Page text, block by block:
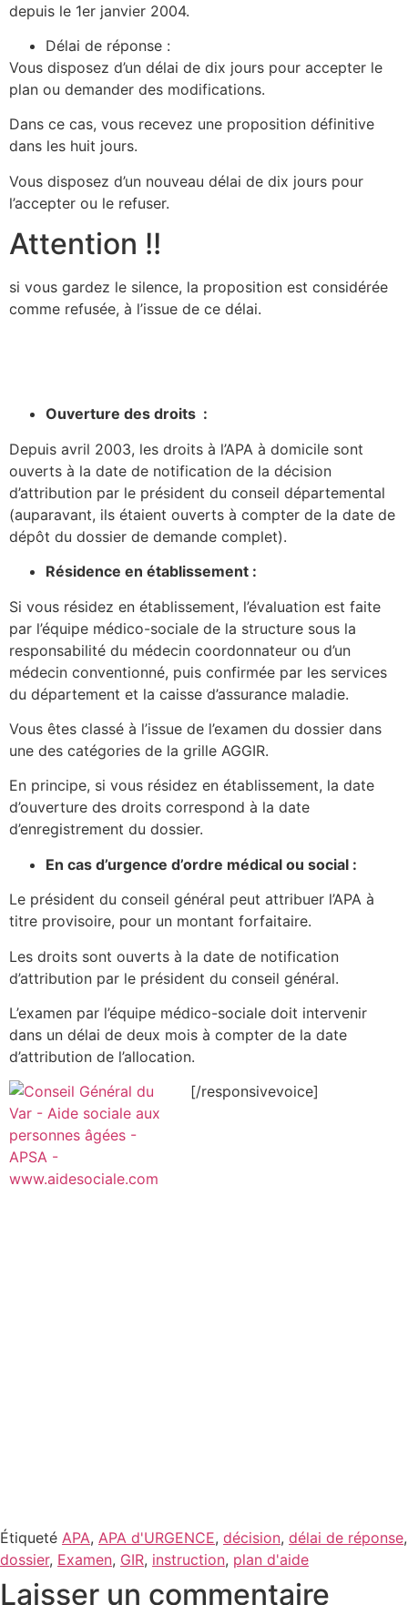
depuis le 1er janvier 2004.
Délai de réponse :
Vous disposez d’un délai de dix jours pour accepter le
plan ou demander des modifications.
Dans ce cas, vous recevez une proposition définitive
dans les huit jours.
Vous disposez d’un nouveau délai de dix jours pour
l’accepter ou le refuser.
Attention !!
si vous gardez le silence, la proposition est considérée
comme refusée, à l’issue de ce délai.
Ouverture des droits :
Depuis avril 2003, les droits à l’APA à domicile sont
ouverts à la date de notification de la décision
d’attribution par le président du conseil départemental
(auparavant, ils étaient ouverts à compter de la date de
dépôt du dossier de demande complet).
Résidence en établissement :
Si vous résidez en établissement, l’évaluation est faite
par l’équipe médico-sociale de la structure sous la
responsabilité du médecin coordonnateur ou d’un
médecin conventionné, puis confirmée par les services
du département et la caisse d’assurance maladie.
Vous êtes classé à l’issue de l’examen du dossier dans
une des catégories de la grille AGGIR.
En principe, si vous résidez en établissement, la date
d’ouverture des droits correspond à la date
d’enregistrement du dossier.
En cas d’urgence d’ordre médical ou social :
Le président du conseil général peut attribuer l’APA à
titre provisoire, pour un montant forfaitaire.
Les droits sont ouverts à la date de notification
d’attribution par le président du conseil général.
L’examen par l’équipe médico-sociale doit intervenir
dans un délai de deux mois à compter de la date
d’attribution de l’allocation.
[/responsivevoice]
Étiqueté APA, APA d'URGENCE, décision, délai de réponse,
dossier, Examen, GIR, instruction, plan d'aide
Laisser un commentaire